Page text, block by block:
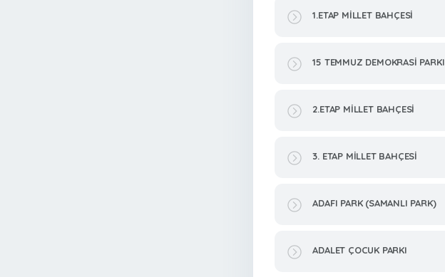
1.ETAP MİLLET BAHÇESİ
15 TEMMUZ DEMOKRASİ PARKI
2.ETAP MİLLET BAHÇESİ
3. ETAP MİLLET BAHÇESİ
ADAFI PARK (SAMANLI PARK)
ADALET ÇOCUK PARKI